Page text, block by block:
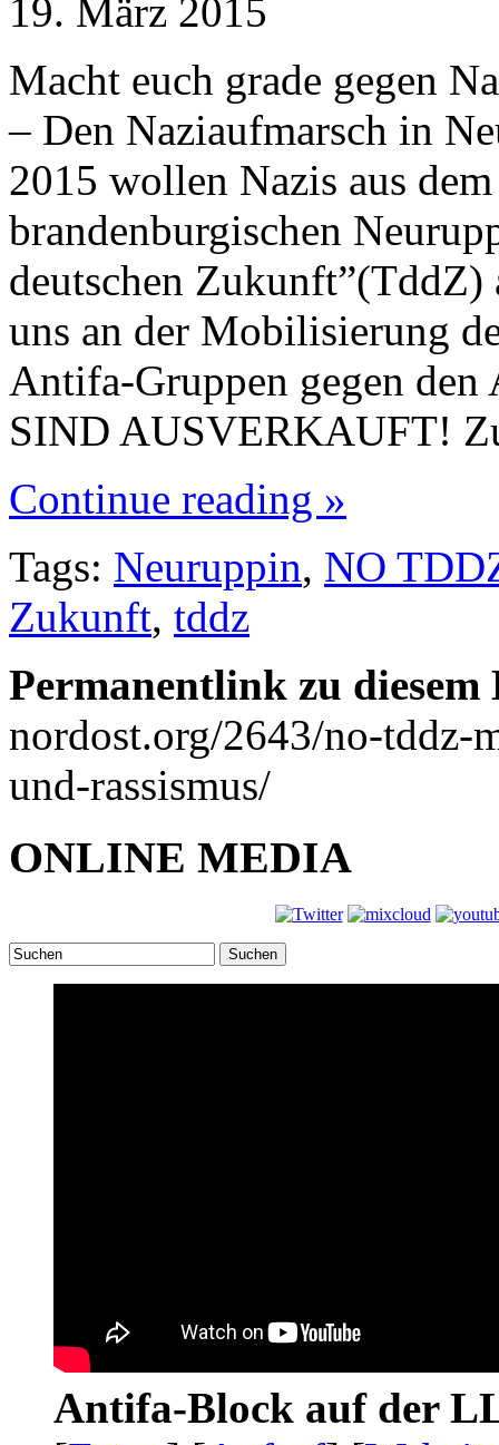
19. März 2015
Macht euch grade gegen
– Den Naziaufmarsch in
2015 wollen Nazis aus
brandenburgischen
deutschen
uns an der Mobilisierung
Antifa-Gruppen gegen
SIND AUSVERKAUFT!
Continue reading »
Tags: Neuruppin, NO
Zukunft, tddz
Permanentlink zu
nordost.org/2643/no-tddz-
und-rassismus/
ONLINE MEDIA
Suchen
Antifa-Block auf der